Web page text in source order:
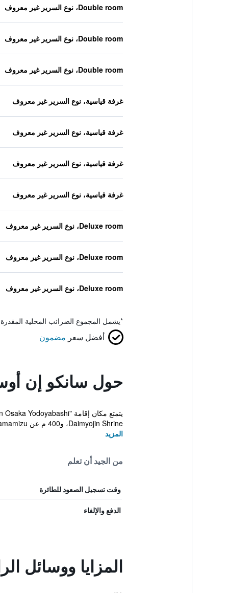
Double room، نوع السرير غير معروف
Double room، نوع السرير غير معروف
Double room، نوع السرير غير معروف
غرفة قياسية، نوع السرير غير معروف
غرفة قياسية، نوع السرير غير معروف
غرفة قياسية، نوع السرير غير معروف
غرفة قياسية، نوع السرير غير معروف
Deluxe room، نوع السرير غير معروف
Deluxe room، نوع السرير غير معروف
Deluxe room، نوع السرير غير معروف
*يشمل المجموع الضرائب المحلية
أفضل سعر مضمون
حول سانكو إن
Daimyojin Shrine، و400 م عن Konko Church of Tamamizu. لدى...
المزيد
من الجيد أن تعلم
وقت تسجيل الصعود للطائرة
الدفع والإلغاء
المزايا ووسائل